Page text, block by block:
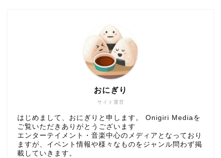
サイト運営
おにぎり
はじめまして、おにぎりと申します。 Onigiri Mediaを
ご覧いただきありがとうございます
エンターテイメント・音楽中心のメディアとなっており
ますが、イベント情報や様々なものをジャンル問わず掲
載していきます。